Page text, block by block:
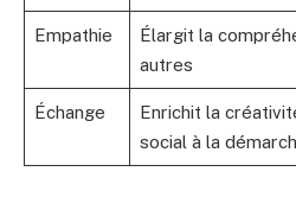
Empathie
Élargit la
autres
Échange
Enrichit la
social à la